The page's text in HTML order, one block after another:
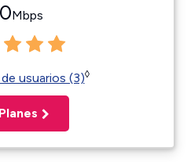
Mbps
usuarios (3)◊